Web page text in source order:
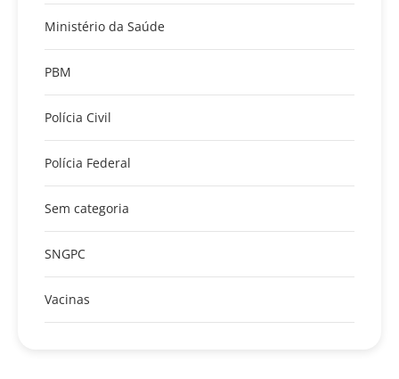
Ministério da Saúde
PBM
Polícia Civil
Polícia Federal
Sem categoria
SNGPC
Vacinas